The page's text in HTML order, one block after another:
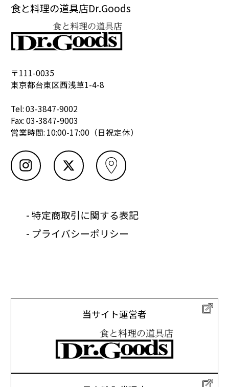
食と料理の道具店Dr.Goods
〒111-0035
東京都台東区西浅草1-4-8
Tel: 03-3847-9002
Fax: 03-3847-9003
営業時間: 10:00-17:00（日祝定休）
- 特定商取引に関する表記
- プライバシーポリシー
当サイト運営者